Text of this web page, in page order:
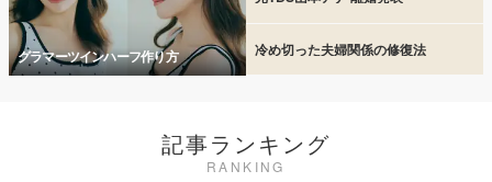
グラマーツインハーフ作り方 冷め切った夫婦関係の修復法
記事ランキング
RANKING